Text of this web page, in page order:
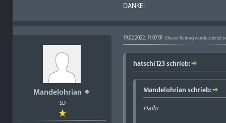
DANKE!
Mandelohrian
SD
19.02.2022, 11:07:01(Dieser Beitrag wurde zuletzt
hatschi123 schrieb:
Mandelohrian schrieb:
Hallo